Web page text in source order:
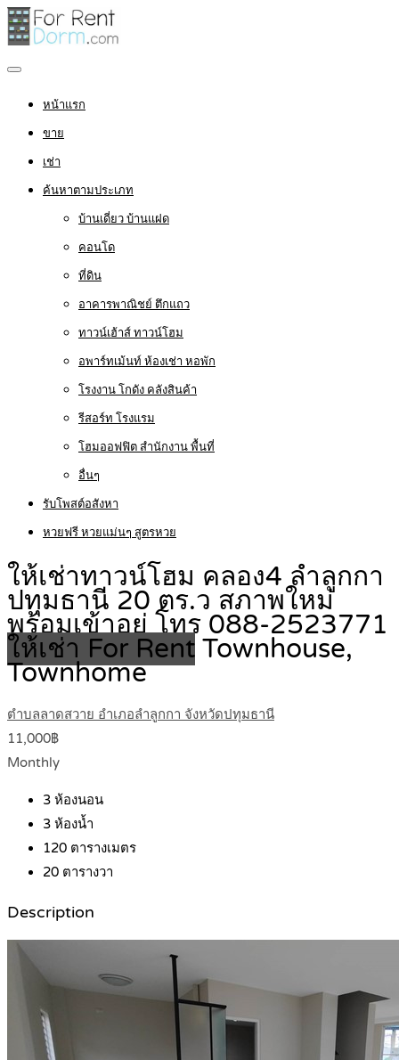
หน้าแรก
ขาย
เช่า
ค้นหาตามประเภท
บ้านเดี่ยว บ้านแฝด
คอนโด
ที่ดิน
อาคารพาณิชย์ ตึกแถว
ทาวน์เฮ้าส์ ทาวน์โฮม
อพาร์ทเม้นท์ ห้องเช่า หอพัก
โรงงาน โกดัง คลังสินค้า
รีสอร์ท โรงแรม
โฮมออฟฟิต สำนักงาน พื้นที่
อื่นๆ
รับโพสต์อสังหา
หวยฟรี หวยแม่นๆ สูตรหวย
ให้เช่าทาวน์โฮม คลอง4 ลำลูกกา
ปทุมธานี 20 ตร.ว สภาพใหม่
พร้อมเข้าอยู่ โทร 088-2523771
ให้เช่า For Rent Townhouse,
Townhome
ตำบลลาดสวาย อำเภอลำลูกกา จังหวัดปทุมธานี
11,000฿
Monthly
3 ห้องนอน
3 ห้องน้ำ
120 ตารางเมตร
20 ตารางวา
Description